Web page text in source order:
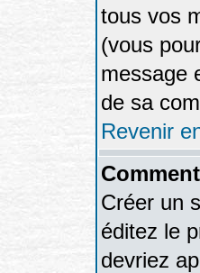
tous vos
(vous
message
de sa
Revenir
Créer un
éditez le
devriez